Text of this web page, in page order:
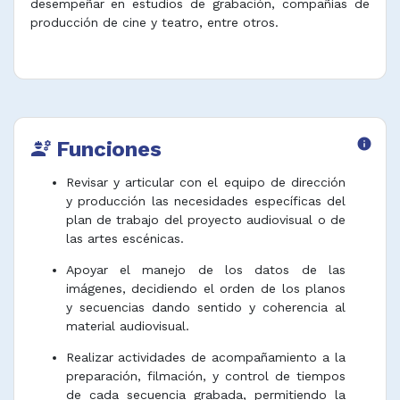
desempeñar en estudios de grabación, compañías de
producción de cine y teatro, entre otros.
engineering Funciones info
Revisar y articular con el equipo de dirección
y producción las necesidades específicas del
plan de trabajo del proyecto audiovisual o de
las artes escénicas.
Apoyar el manejo de los datos de las
imágenes, decidiendo el orden de los planos
y secuencias dando sentido y coherencia al
material audiovisual.
Realizar actividades de acompañamiento a la
preparación, filmación, y control de tiempos
de cada secuencia grabada, permitiendo la